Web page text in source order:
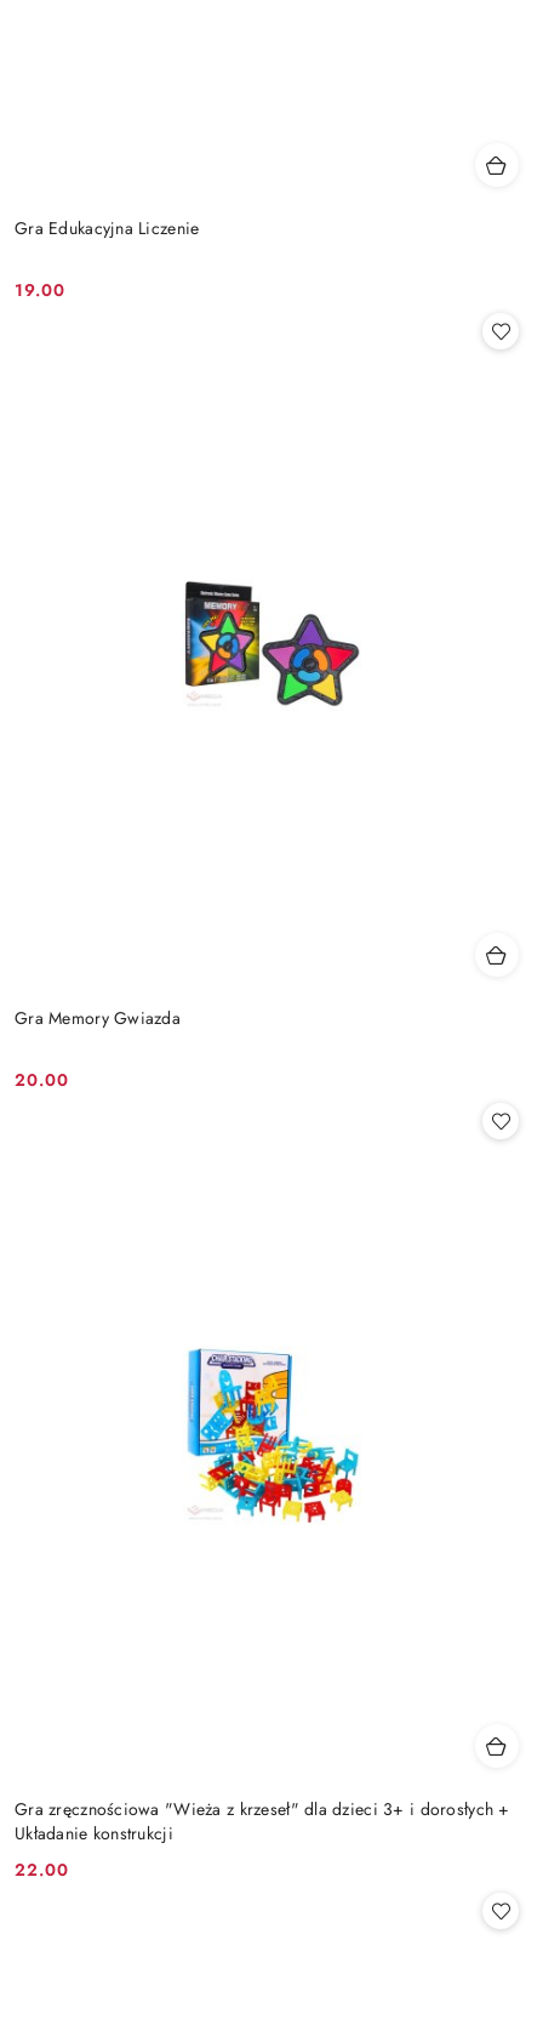
Gra Edukacyjna Liczenie
Cena:
19.00
Gra Memory Gwiazda
Cena:
20.00
Gra zręcznościowa "Wieża z krzeseł" dla dzieci 3+ i dorosłych +
Układanie konstrukcji
Cena:
22.00